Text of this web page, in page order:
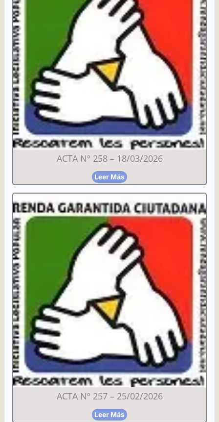
ACTA Nº 258 – 18/03/2026
Leer Más
ACTA Nº 257 – 25/02/2026
Leer Más